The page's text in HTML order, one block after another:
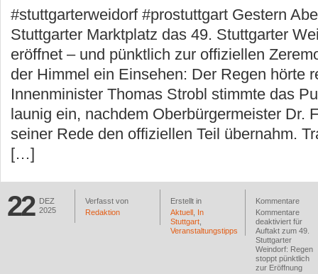
#stuttgarterweidorf #prostuttgart Gestern
Stuttgarter Marktplatz das 49. Stuttgarter
eröffnet – und pünktlich zur offiziellen
der Himmel ein Einsehen: Der Regen hörte
Innenminister Thomas Strobl stimmte das
launig ein, nachdem Oberbürgermeister Dr.
seiner Rede den offiziellen Teil übernahm.
[…]
22
DEZ
2025
Verfasst von
Redaktion
Erstellt in
Aktuell In
Stuttgart
Veranstaltungstipps
Kommentare
Kommentare
deaktiviert für
Auftakt zum 49.
Stuttgarter
Weindorf: Regen
stoppt pünktlich
zur Eröffnung